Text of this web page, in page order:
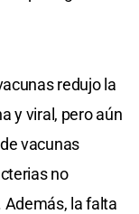
redujo la
y viral, pero aún
vacunas
no
Además, la falta